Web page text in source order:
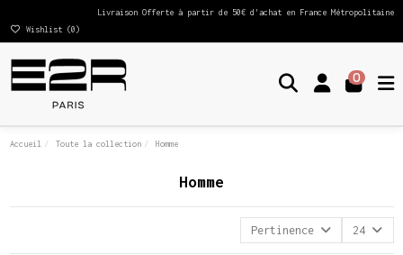
Livraison Offerte à partir de 50€ d'achat en France Métropolitaine
Wishlist (0)
0
Accueil Toute la collection Homme
Homme
Pertinence 24